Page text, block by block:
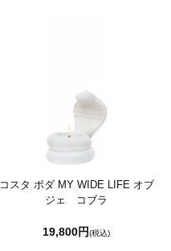
コスタ ボダ MY WIDE LIFE オブ
ジェ コブラ
19,800円(税込)